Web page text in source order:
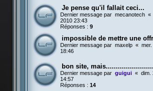
Je pense qu'il fallait ceci...
Dernier message par mecanotech «
2010 23:43
Réponses : 9
impossible de mettre une
Dernier message par maxelp «
18:46
bon site,
Dernier message par guigui « dim.
14:57
Réponses : 14